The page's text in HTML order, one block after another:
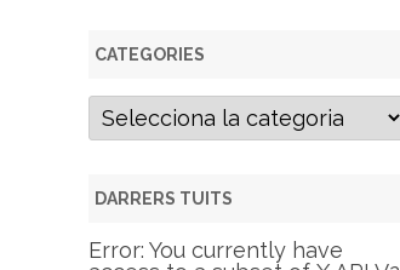
CATEGORIES
C
g
r
i
DARRERS TUITS
Error: You currently have